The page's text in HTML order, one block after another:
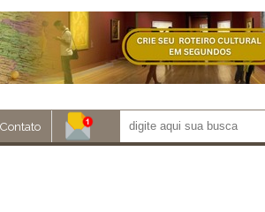
Contato